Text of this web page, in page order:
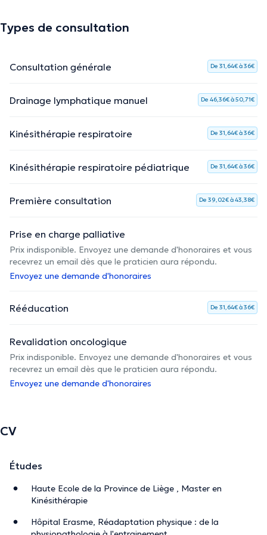
Types de consultation
Consultation générale De 31,64€ à 36€
Drainage lymphatique manuel De 46,36€ à 50,71€
Kinésithérapie respiratoire De 31,64€ à 36€
Kinésithérapie respiratoire pédiatrique De 31,64€ à 36€
Première consultation De 39,02€ à 43,38€
Prise en charge palliative
Prix indisponible. Envoyez une demande d'honoraires et vous
recevrez un email dès que le praticien aura répondu.
Envoyez une demande d'honoraires
Rééducation De 31,64€ à 36€
Revalidation oncologique
Prix indisponible. Envoyez une demande d'honoraires et vous
recevrez un email dès que le praticien aura répondu.
Envoyez une demande d'honoraires
CV
Études
Haute Ecole de la Province de Liège , Master en
Kinésithérapie
Hôpital Erasme, Réadaptation physique : de la